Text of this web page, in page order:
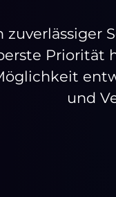
zuverlässiger
Priorität
und